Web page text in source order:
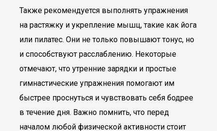
Также рекомендуется выполнять упражнения
на растяжку и укрепление мышц, такие как йога
или пилатес. Они не только повышают тонус, но
и способствуют расслаблению. Некоторые
отмечают, что утренние зарядки и простые
гимнастические упражнения помогают им
быстрее проснуться и чувствовать себя бодрее
в течение дня. Важно помнить, что перед
началом любой физической активности стоит